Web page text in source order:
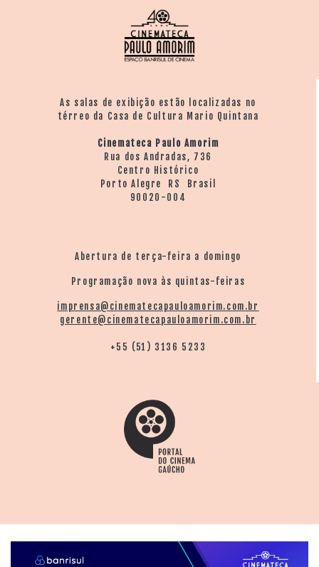
As salas de exibição estão localizadas no
térreo da Casa de Cultura Mario Quintana
Cinemateca Paulo Amorim
Rua dos Andradas, 736
Centro Histórico
Porto Alegre RS Brasil
90020-004
Abertura de terça-feira a domingo
Programação nova às quintas-feiras
imprensa@cinematecapauloamorim.com.br
gerente@cinematecapauloamorim.com.br
+55 (51) 3136 5233